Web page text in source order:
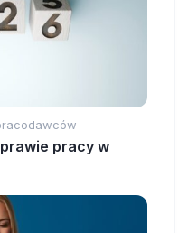
pracy w